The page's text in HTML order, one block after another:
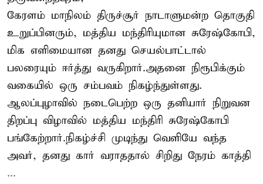
கேரளம் மாநிலம் திருச்சூர் நாடாளுமன்ற தொகுதி
உறுப்பினரும், மத்திய மந்திரியுமான சுரேஷ்கோபி,
மிக எளிமையான தனது செயல்பாட்டால்
பலரையும் ஈர்த்து வருகிறார்.அதனை நிரூபிக்கும்
வகையில் ஒரு சம்பவம் நிகழ்ந்துள்ளது.
ஆலப்புழாவில் நடைபெற்ற ஒரு தனியார் நிறுவன
திறப்பு விழாவில் மத்திய மந்திரி சுரேஷ்கோபி
பங்கேற்றார்.நிகழ்ச்சி முடிந்து வெளியே வந்த
அவர், தனது கார் வராததால் சிறிது நேரம் காத்தி
...